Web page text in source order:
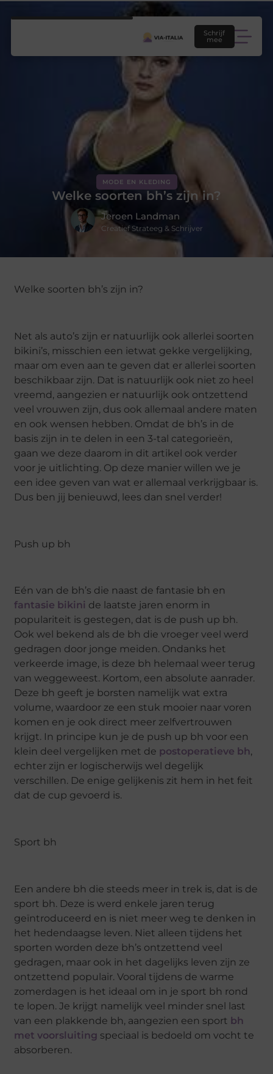
Schrijf
mee
MODE EN KLEDING
Welke soorten bh’s zijn in?
Jeroen Landman
Creatief Strateeg & Schrijver
Welke soorten bh’s zijn in?
Net als auto’s zijn er natuurlijk ook allerlei soorten
bikini’s, misschien een ietwat gekke vergelijking,
maar om even aan te geven dat er allerlei soorten
beschikbaar zijn. Dat is natuurlijk ook niet zo heel
vreemd, aangezien er natuurlijk ook ontzettend
veel vrouwen zijn, dus ook allemaal andere maten
en ook wensen hebben. Omdat de bh’s in de
basis zijn in te delen in een 3-tal categorieën,
gaan we deze daarom in dit artikel ook verder
voor je uitlichting. Op deze manier willen we je
een idee geven van wat er allemaal verkrijgbaar is.
Dus ben jij benieuwd, lees dan snel verder!
Push up bh
Eén van de bh’s die naast de fantasie bh en
fantasie bikini de laatste jaren enorm in
populariteit is gestegen, dat is de push up bh.
Ook wel bekend als de bh die vroeger veel werd
gedragen door jonge meiden. Ondanks het
verkeerde image, is deze bh helemaal weer terug
van weggeweest. Kortom, een absolute aanrader.
Deze bh geeft je borsten namelijk wat extra
volume, waardoor ze een stuk mooier naar voren
komen en je ook direct meer zelfvertrouwen
krijgt. In principe kun je de push up bh voor een
klein deel vergelijken met de postoperatieve bh,
echter zijn er logischerwijs wel degelijk
verschillen. De enige gelijkenis zit hem in het feit
dat de cup gevoerd is.
Sport bh
Een andere bh die steeds meer in trek is, dat is de
sport bh. Deze is werd enkele jaren terug
geïntroduceerd en is niet meer weg te denken in
het hedendaagse leven. Niet alleen tijdens het
sporten worden deze bh’s ontzettend veel
gedragen, maar ook in het dagelijks leven zijn ze
ontzettend populair. Vooral tijdens de warme
zomerdagen is het ideaal om in je sport bh rond
te lopen. Je krijgt namelijk veel minder snel last
van een plakkende bh, aangezien een sport bh
met voorsluiting speciaal is bedoeld om vocht te
absorberen.